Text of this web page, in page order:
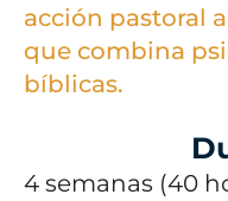
acción pastoral
que combina
bíblicas.
4 semanas (40